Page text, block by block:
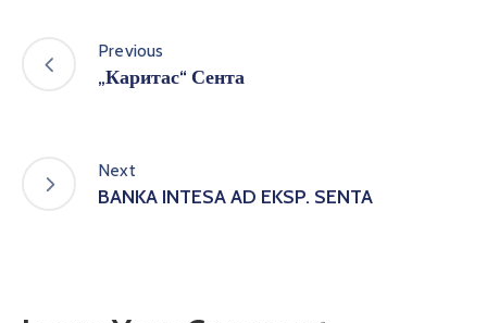
Previous
„Каритас“ Сента
Next
BANKA INTESA AD EKSP. SENTA